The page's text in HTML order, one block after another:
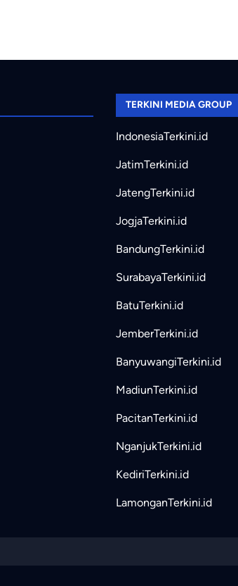
TERKINI MEDIA GROUP
IndonesiaTerkini.id
JatimTerkini.id
JatengTerkini.id
JogjaTerkini.id
BandungTerkini.id
SurabayaTerkini.id
BatuTerkini.id
JemberTerkini.id
BanyuwangiTerkini.id
MadiunTerkini.id
PacitanTerkini.id
NganjukTerkini.id
KediriTerkini.id
LamonganTerkini.id